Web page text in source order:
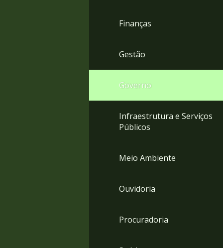
Finanças
Gestão
Governo
Infraestrutura e Serviços
Públicos
Meio Ambiente
Ouvidoria
Procuradoria